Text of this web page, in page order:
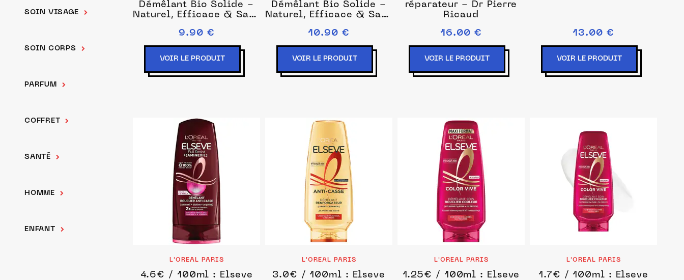
SOIN VISAGE
SOIN CORPS
PARFUM
COFFRET
SANTÉ
HOMME
ENFANT
Démêlant Bio Solide -
Naturel, Efficace & Sans
parfum
9.90 €
VOIR LE PRODUIT
Démêlant Bio Solide -
Naturel, Efficace & Sans
de Coco
10.90 €
VOIR LE PRODUIT
réparateur - Dr Pierre
Ricaud
16.00 €
VOIR LE PRODUIT
13.00 €
VOIR LE PRODUIT
L'OREAL PARIS
4.6€ / 100ml : Elseve
L'OREAL PARIS
3.0€ / 100ml : Elseve
L'OREAL PARIS
1.25€ / 100ml : Elseve
L'OREAL PARIS
1.7€ / 100ml : Elseve